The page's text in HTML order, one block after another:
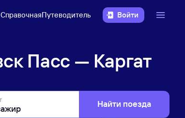
СправочнаяПутеводитель Войти
Пасс — Каргат
Найти поезда